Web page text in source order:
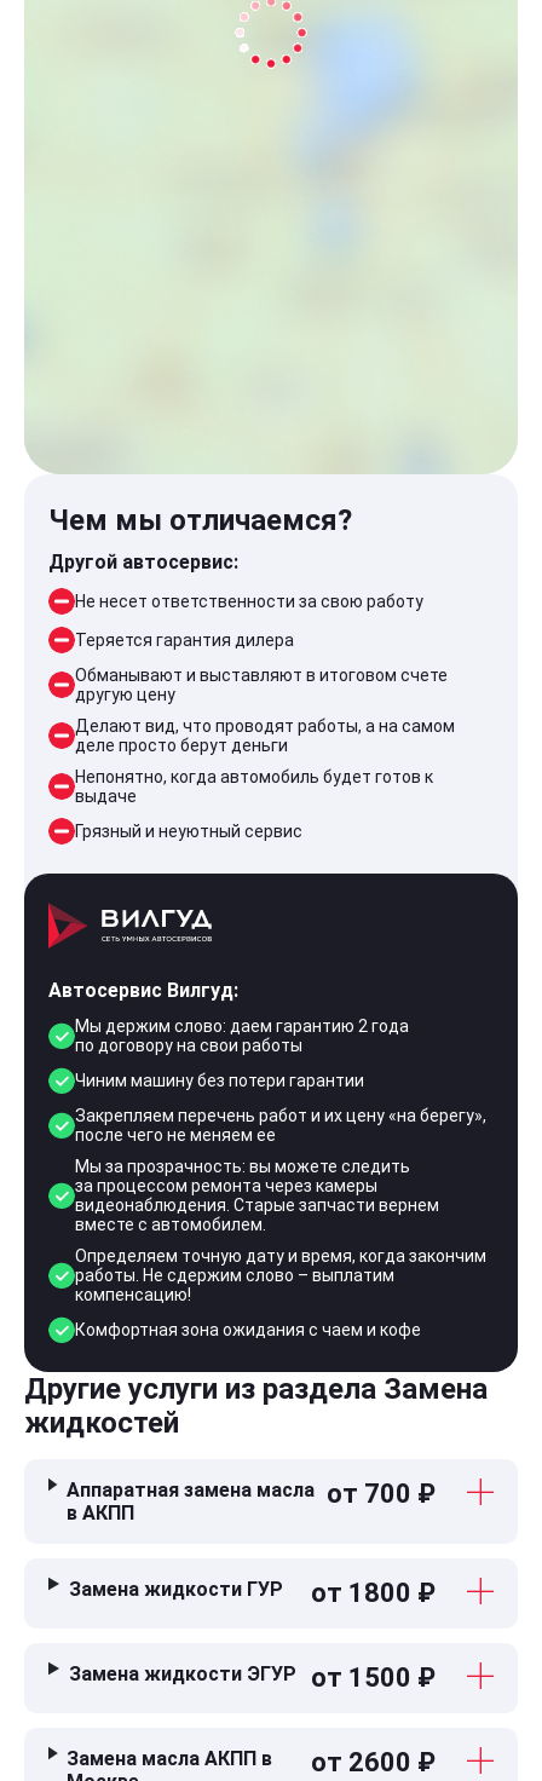
Чем мы отличаемся?
Другой автосервис:
Не несет ответственности за свою работу
Теряется гарантия дилера
Обманывают и выставляют в итоговом счете
другую цену
Делают вид, что проводят работы, а на самом
деле просто берут деньги
Непонятно, когда автомобиль будет готов к
выдаче
Грязный и неуютный сервис
Автосервис Вилгуд:
Мы держим слово: даем гарантию 2 года
по договору на свои работы
Чиним машину без потери гарантии
Закрепляем перечень работ и их цену «на берегу»,
после чего не меняем ее
Мы за прозрачность: вы можете следить
за процессом ремонта через камеры
видеонаблюдения. Старые запчасти вернем
вместе с автомобилем.
Определяем точную дату и время, когда закончим
работы. Не сдержим слово – выплатим
компенсацию!
Комфортная зона ожидания с чаем и кофе
Другие услуги из раздела Замена
жидкостей
Аппаратная замена масла
в АКПП
от 700 ₽
Замена жидкости ГУР от 1800 ₽
Замена жидкости ЭГУР от 1500 ₽
Замена масла АКПП в
от 2600 ₽